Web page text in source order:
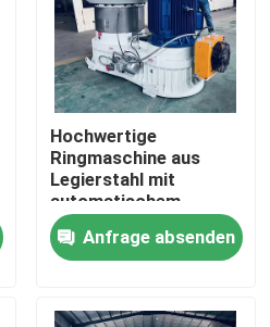
Hochwertige
Ringmaschine aus
Legierstahl mit
automatischem
Schmieren und
effizienter
Schraubgetriebe
Anfrage absenden